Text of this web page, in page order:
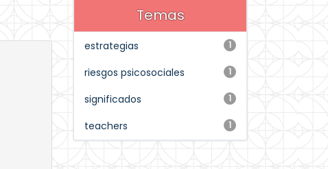
Temas
1
estrategias
1
riesgos psicosociales
1
significados
1
teachers